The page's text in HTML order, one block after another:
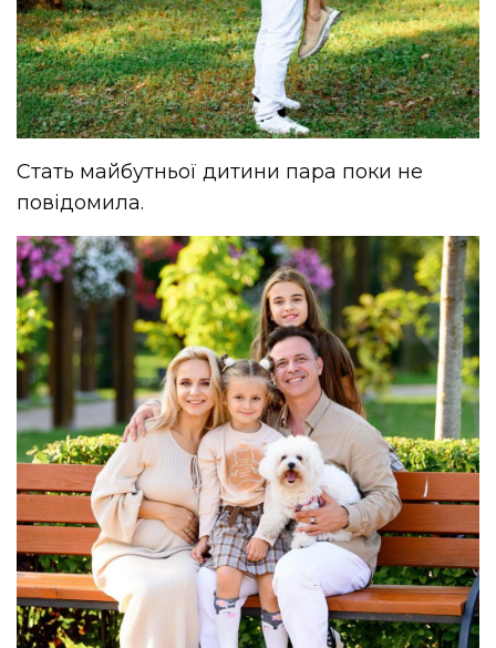
Стать майбутньої дитини пара поки не
повідомила.